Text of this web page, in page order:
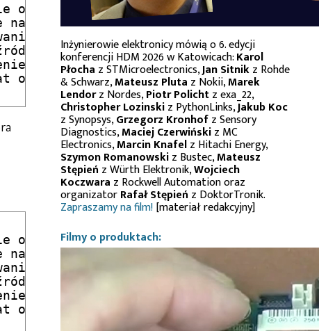
oscylatora 32MHz
ustabilizowanie się generatora
zmiany źródła sygnału zegarowego
sygnału zegarowego na RC 32MHz
wyświetlacza
o uruchomieniu generatora
oscylatora 2MHz
ustabilizowanie się generatora
zmiany źródła sygnału zegarowego
sygnału zegarowego na RC 2MHz
wyświetlacza
o uruchomieniu generatora
Inżynierowie elektronicy mówią o 6. edycji
konferencji HDM 2026 w Katowicach:Karol
Płocha z STMicroelectronics,Jan Sitnikz Rohde
& Schwarz,Mateusz Pluta z Nokii,Marek
Lendorz Nordes,Piotr Polichtz exa_22,
Christopher Lozinskiz PythonLinks,Jakub Koc
z Synopsys,Grzegorz Kronhofz Sensory
Diagnostics,Maciej Czerwińskiz MC
Electronics,Marcin Knafelz Hitachi Energy,
Szymon Romanowskiz Bustec,Mateusz
Stępień z Würth Elektronik,Wojciech
Koczwara z Rockwell Automation oraz
organizatorRafał Stępień z DoktorTronik.
Zapraszamy na film![materiał redakcyjny]
Filmy o produktach: